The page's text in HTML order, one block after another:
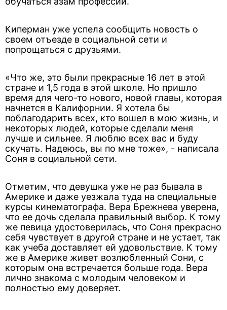
Киперман уже успела сообщить новость о
своем отъезде в социальной сети и
попрощаться с друзьями.
«Что же, это были прекрасные 16 лет в этой
стране и 1,5 года в этой школе. Но пришло
время для чего-то нового, новой главы, которая
начнется в Калифорнии. Я хотела бы
поблагодарить всех, кто вошел в мою жизнь, и
некоторых людей, которые сделали меня
лучше и сильнее. Я люблю всех вас и буду
скучать. Надеюсь, вы по мне тоже», - написала
Соня в социальной сети.
Отметим, что девушка уже не раз бывала в
Америке и даже уезжала туда на специальные
курсы кинематографа. Вера Брежнева уверена,
что ее дочь сделала правильный выбор. К тому
же певица удостоверилась, что Соня прекрасно
себя чувствует в другой стране и не устает, так
как учеба доставляет ей удовольствие. К тому
же в Америке живет возлюбленный Сони, с
которым она встречается больше года. Вера
лично знакома с молодым человеком и
полностью ему доверяет.